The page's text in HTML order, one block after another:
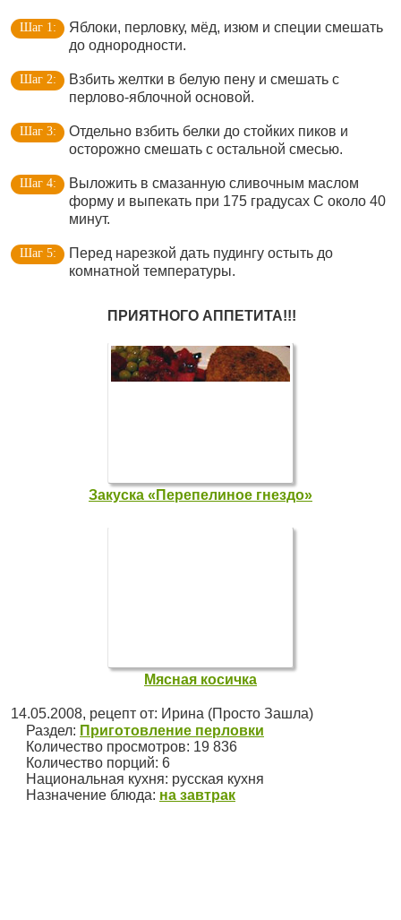
Яблоки, перловку, мёд, изюм и специи смешать
до однородности.
Взбить желтки в белую пену и смешать с
перлово-яблочной основой.
Отдельно взбить белки до стойких пиков и
осторожно смешать с остальной смесью.
Выложить в смазанную сливочным маслом
форму и выпекать при 175 градусах С около 40
минут.
Перед нарезкой дать пудингу остыть до
комнатной температуры.
ПРИЯТНОГО АППЕТИТА!!!
Закуска «Перепелиное гнездо»
Мясная косичка
14.05.2008, рецепт от: Ирина (Просто Зашла)
Раздел: Приготовление перловки
Количество просмотров: 19 836
Количество порций: 6
Национальная кухня: русская кухня
Назначение блюда: на завтрак